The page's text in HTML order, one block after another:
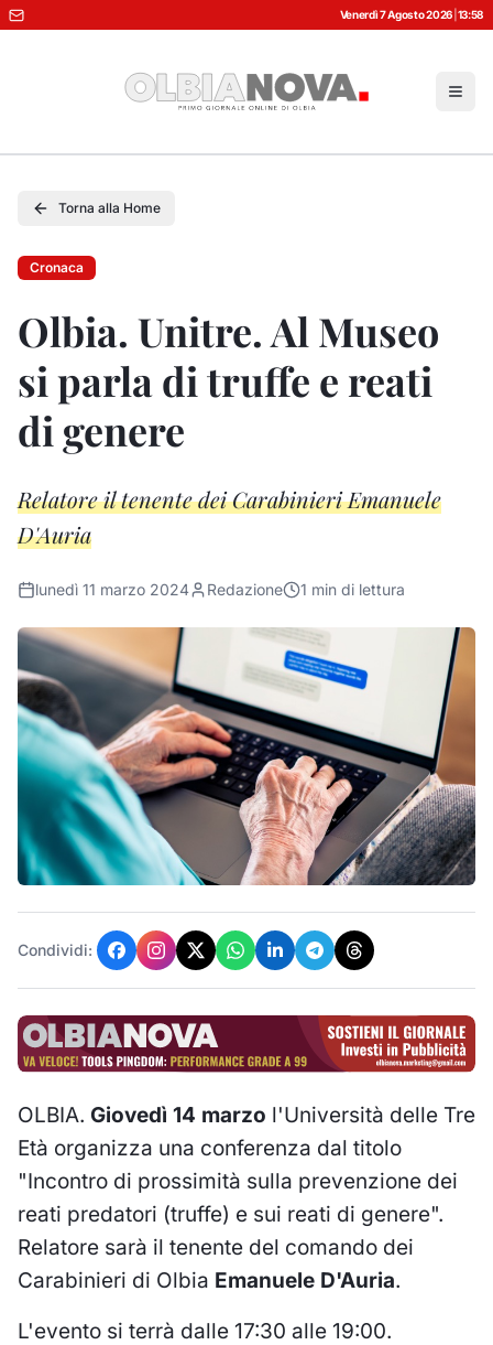
Venerdì 7 Agosto 2026 13:58
Torna alla Home
Cronaca
Olbia. Unitre. Al Museo
si parla di truffe e reati
di genere
Relatore il tenente dei Carabinieri Emanuele
D'Auria
lunedì 11 marzo 2024 Redazione 1 min di lettura
Condividi:
OLBIA. Giovedì 14 marzo l'Università delle Tre
Età organizza una conferenza dal titolo
"Incontro di prossimità sulla prevenzione dei
reati predatori (truffe) e sui reati di genere".
Relatore sarà il tenente del comando dei
Carabinieri di Olbia Emanuele D'Auria.
L'evento si terrà dalle 17:30 alle 19:00.